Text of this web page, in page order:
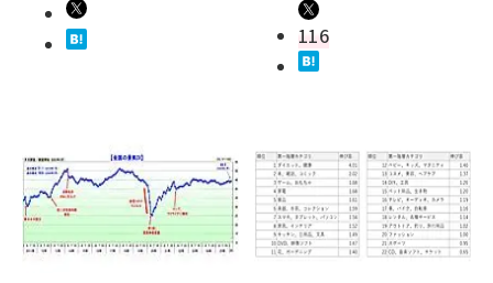
116